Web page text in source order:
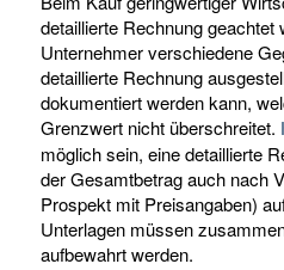
detaillierte Rechnung geachtet
Unternehmer verschiedene
detaillierte Rechnung
dokumentiert werden kann,
Grenzwert nicht überschreitet.
möglich sein, eine detaillierte
der Gesamtbetrag auch nach
Prospekt mit Preisangaben)
Unterlagen müssen
aufbewahrt werden.